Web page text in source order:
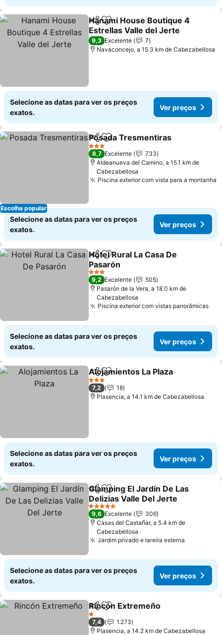
PartilharAdicionar aos favoritos
Hanami House Boutique 4
Estrellas Valle del Jerte
9,3 Excelente
7
Navaconcejo, a 15.3 km de Cabezabellosa
Selecione as datas para ver os preços
exatos.
Ver preços
Escolha popular
PartilharAdicionar aos favoritos
Posada Tresmentiras
3 Estrelas
8,7 Excelente
733
Aldeanueva del Camino, a 15.1 km de
Cabezabellosa
Piscina exterior com vista para a montanha
Selecione as datas para ver os preços
exatos.
Ver preços
PartilharAdicionar aos favoritos
Hotel Rural La Casa De
Pasarón
3 Estrelas
9,2 Excelente
505
Pasarón de la Vera, a 18.0 km de
Cabezabellosa
Piscina exterior com vistas panorâmicas
Selecione as datas para ver os preços
exatos.
Ver preços
PartilharAdicionar aos favoritos
Alojamientos La Plaza
3 Estrelas
7,2
18
Plasencia, a 14.1 km de Cabezabellosa
Selecione as datas para ver os preços
exatos.
Ver preços
PartilharAdicionar aos favoritos
Glamping El Jardín De Las
Delizias Valle Del Jerte
5 Estrelas
9,6 Excelente
306
Casas del Castañar, a 5.4 km de
Cabezabellosa
Jardim privado e lareira externa
Selecione as datas para ver os preços
exatos.
Ver preços
PartilharAdicionar aos favoritos
Rincón Extremeño
1 Estrelas
7,4
1.273
Plasencia, a 14.2 km de Cabezabellosa